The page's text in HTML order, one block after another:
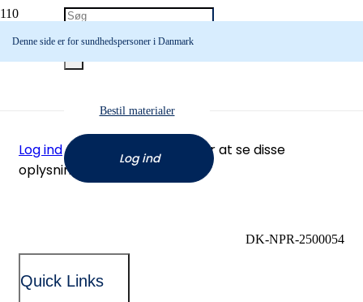
Denne side er for sundhedspersoner i Danmark
Bestil materialer
Log ind
Log indeller opret en konto
for at se disse
oplysninger.
DK-NPR-2500054
Quick Links